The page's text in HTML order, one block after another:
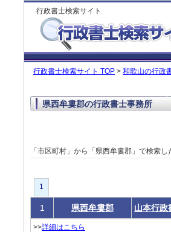
行政書士検索サイト
行政書士検索サイト TOP > 和歌山の行政
県西牟婁郡の行政書士事務所
「市区町村」から「県西牟婁郡」で検索し
1
1 県西牟婁郡 山本行政
>>詳細はこちら